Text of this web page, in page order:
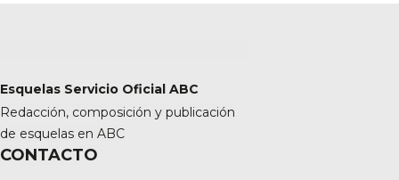
Esquelas Servicio Oficial ABC
Redacción, composición y publicación
de esquelas en ABC
CONTACTO